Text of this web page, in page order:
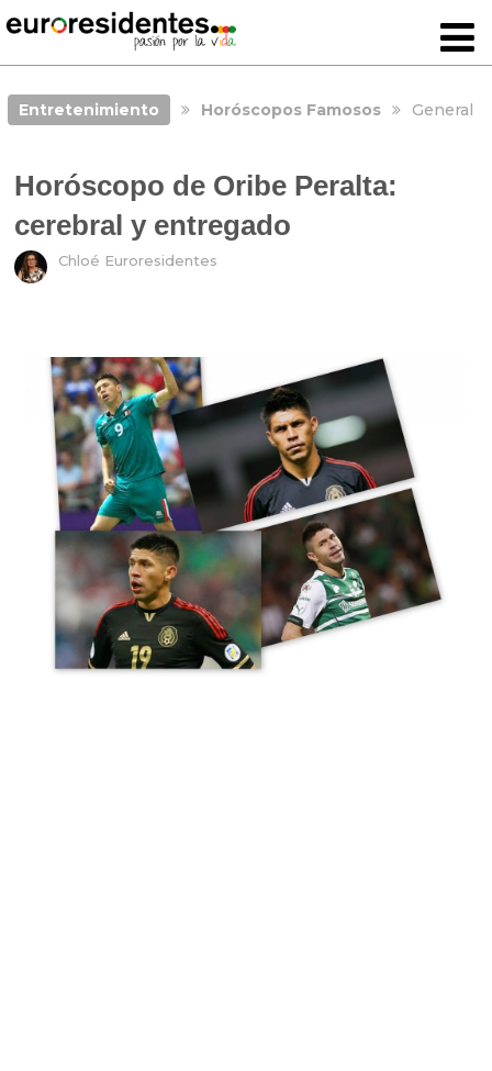
Entretenimiento Horóscopos Famosos General
Horóscopo de Oribe Peralta:
cerebral y entregado
Chloé Euroresidentes